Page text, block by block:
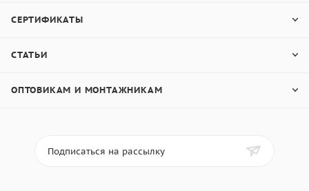
СЕРТИФИКАТЫ
СТАТЬИ
ОПТОВИКАМ И МОНТАЖНИКАМ
Подписаться на рассылку